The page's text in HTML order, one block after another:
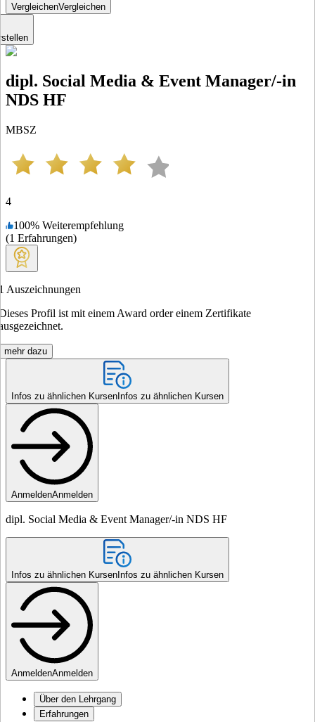
VergleichenVergleichen
dipl. Social Media & Event Manager/-in
NDS HF
MBSZ
4
100% Weiterempfehlung
(1 Erfahrungen)
Auszeichnungen
Profil ist mit einem Award order einem Zertifikate
mehr dazu
Infos zu ähnlichen Kursen Infos zu ähnlichen Kursen
AnmeldenAnmelden
dipl. Social Media & Event Manager/-in NDS HF
Infos zu ähnlichen Kursen Infos zu ähnlichen Kursen
AnmeldenAnmelden
Über den Lehrgang
Erfahrungen